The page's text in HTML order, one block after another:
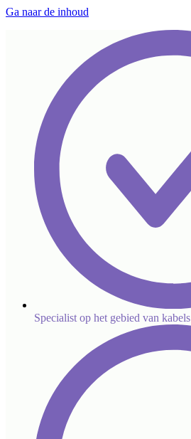
Ga naar de inhoud
Specialist op het gebied van kabels